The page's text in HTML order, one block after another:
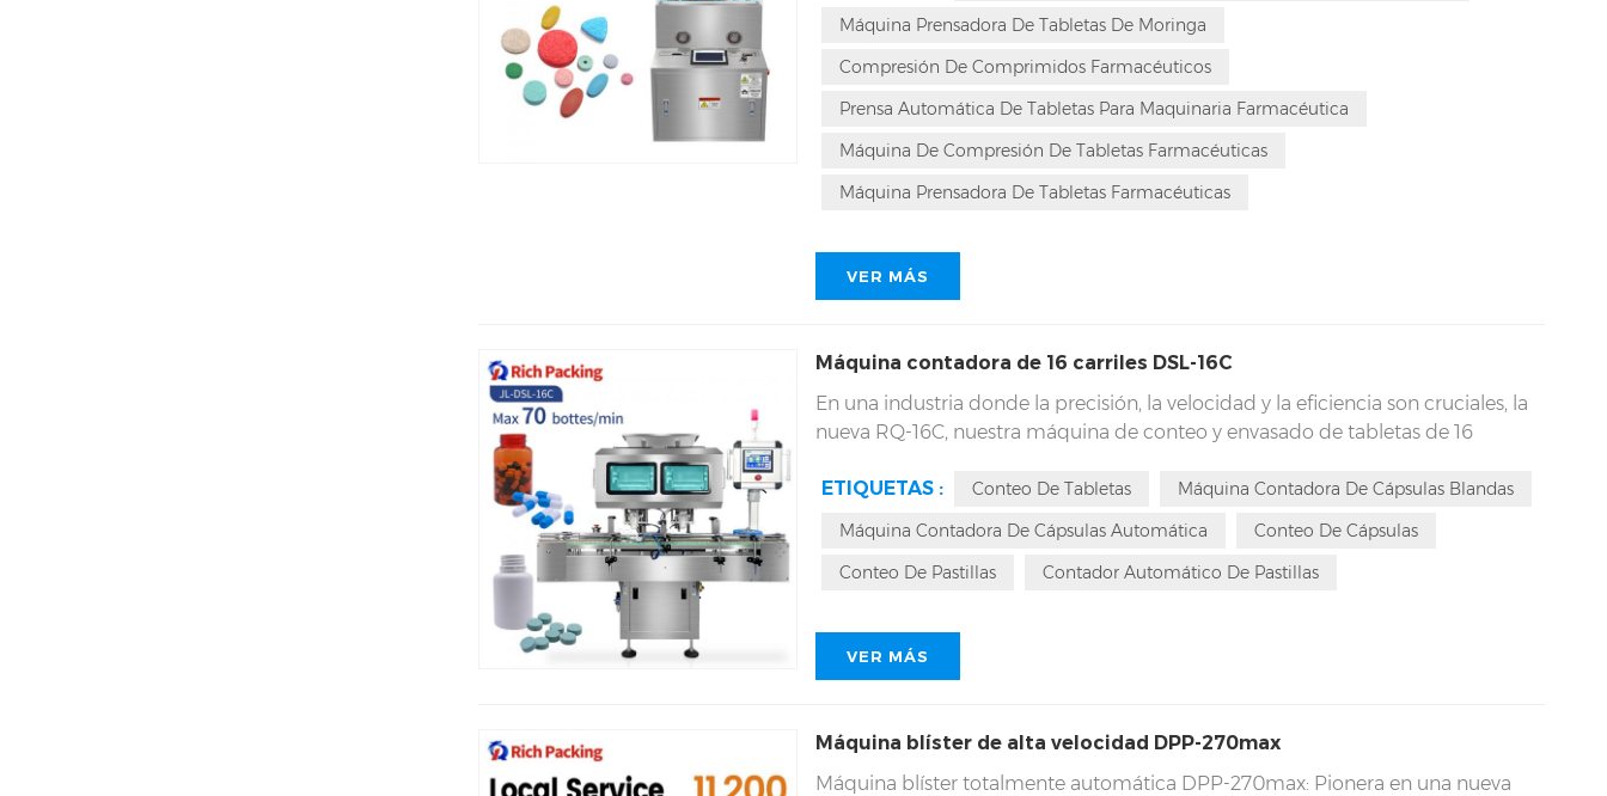
rápida, potente y fiable que nunca.
Máquina Prensadora De Tabletas De Moringa
Compresión De Comprimidos Farmacéuticos
Prensa Automática De Tabletas Para Maquinaria Farmacéutica
Máquina De Compresión De Tabletas Farmacéuticas
Máquina Prensadora De Tabletas Farmacéuticas
VER MÁS
Máquina contadora de 16 carriles DSL-16C
En una industria donde la precisión, la velocidad y la eficiencia son cruciales, la
nueva RQ-16C, nuestra máquina de conteo y envasado de tabletas de 16
variedad de materiales pequeños, como tabletas, cápsulas, caramelos, etc., que
sin duda son recursos importantes en cualquier entorno de envasado.
ETIQUETAS : Conteo De Tabletas
Máquina Contadora De Cápsulas Blandas
Máquina Contadora De Cápsulas Automática
Conteo De Cápsulas
Conteo De Pastillas
Contador Automático De Pastillas
VER MÁS
Máquina blíster de alta velocidad DPP-270max
Máquina blíster totalmente automática DPP-270max: Pionera en una nueva